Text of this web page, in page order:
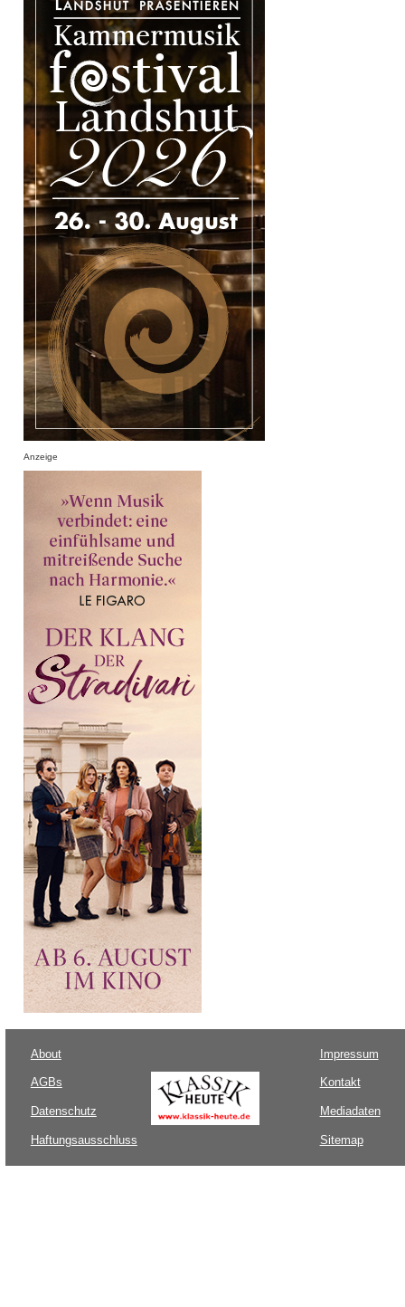
Anzeige
About
AGBs
Datenschutz
Haftungsausschluss
Impressum
Kontakt
Mediadaten
Sitemap